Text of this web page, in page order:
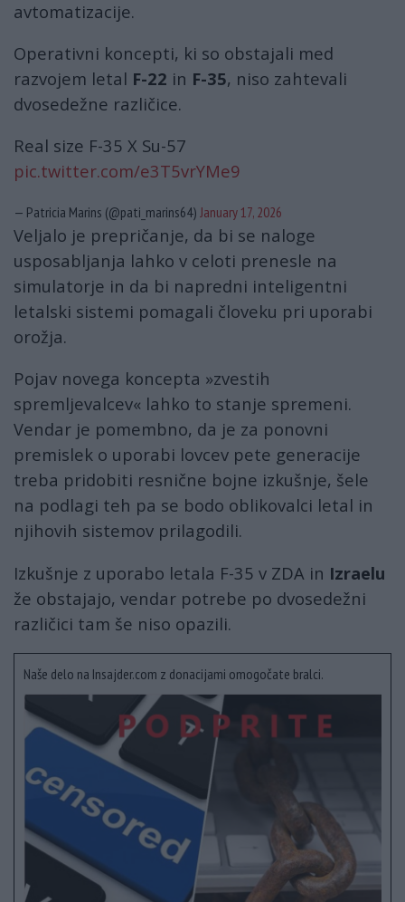
avtomatizacije.
Operativni koncepti, ki so obstajali med
razvojem letal F-22 in F-35, niso zahtevali
dvosedežne različice.
Real size F-35 X Su-57
pic.twitter.com/e3T5vrYMe9
— Patricia Marins (@pati_marins64) January 17, 2026
Veljalo je prepričanje, da bi se naloge
usposabljanja lahko v celoti prenesle na
simulatorje in da bi napredni inteligentni
letalski sistemi pomagali človeku pri uporabi
orožja.
Pojav novega koncepta »zvestih
spremljevalcev« lahko to stanje spremeni.
Vendar je pomembno, da je za ponovni
premislek o uporabi lovcev pete generacije
treba pridobiti resnične bojne izkušnje, šele
na podlagi teh pa se bodo oblikovalci letal in
njihovih sistemov prilagodili.
Izkušnje z uporabo letala F-35 v ZDA in Izraelu
že obstajajo, vendar potrebe po dvosedežni
različici tam še niso opazili.
Naše delo na Insajder.com z donacijami omogočate bralci.